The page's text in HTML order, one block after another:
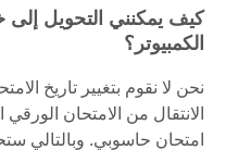
كيف يمكنني التحويل إلى
الكمبيوتر؟
نحن لا نقوم بتغيير تاريخ
الانتقال من الامتحان
امتحان حاسوبي. وبالتالي